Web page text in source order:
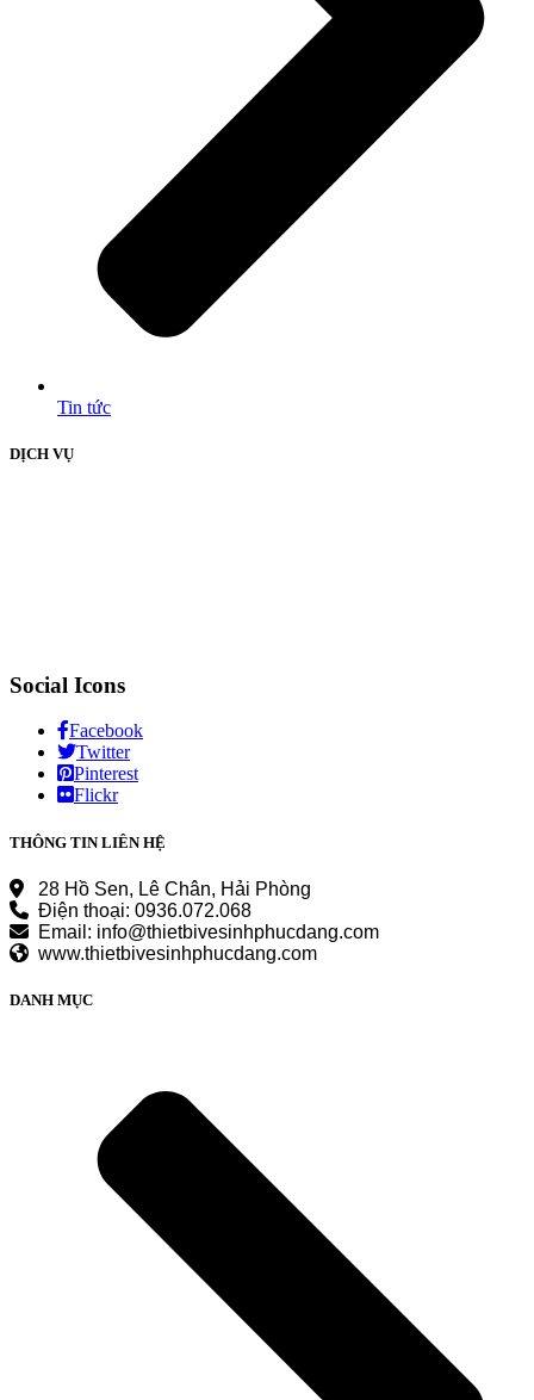
Tin tức
DỊCH VỤ
Social Icons
Facebook
Twitter
Pinterest
Flickr
THÔNG TIN LIÊN HỆ
28 Hồ Sen, Lê Chân, Hải Phòng
Điện thoại: 0936.072.068
Email: info@thietbivesinhphucdang.com
www.thietbivesinhphucdang.com
DANH MỤC